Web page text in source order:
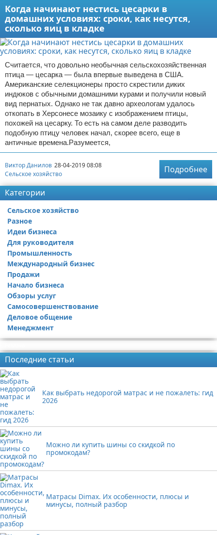
Когда начинают нестись цесарки в
домашних условиях: сроки, как несутся,
сколько яиц в кладке
Считается, что довольно необычная сельскохозяйственная
птица — цесарка — была впервые выведена в США.
Американские селекционеры просто скрестили диких
индюков с обычными домашними курами и получили новый
вид пернатых. Однако не так давно археологам удалось
откопать в Херсонесе мозаику с изображением птицы,
похожей на цесарку. То есть на самом деле разводить
подобную птицу человек начал, скорее всего, еще в
античные времена.Разумеется,
Виктор Данилов 28-04-2019 08:08
Сельское хозяйство
Подробнее
Категории
Сельское хозяйство
Разное
Идеи бизнеса
Для руководителя
Промышленность
Международный бизнес
Продажи
Начало бизнеса
Обзоры услуг
Самосовершенствование
Деловое общение
Менеджмент
Последние статьи
Как выбрать недорогой матрас и не пожалеть: гид
2026
Можно ли купить шины со скидкой по
промокодам?
Матрасы Dimax. Их особенности, плюсы и
минусы, полный разбор